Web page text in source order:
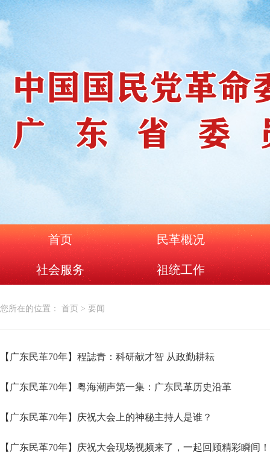
首页 民革概况
社会服务 祖统工作
您所在的位置： 首页 > 要闻
【广东民革70年】程誌青：科研献才智 从政勤耕耘
【广东民革70年】粤海潮声第一集：广东民革历史沿革
【广东民革70年】庆祝大会上的神秘主持人是谁？
【广东民革70年】庆祝大会现场视频来了，一起回顾精彩瞬间！